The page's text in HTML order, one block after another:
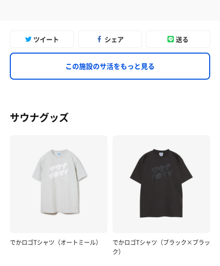
ツイート シェア 送る
この施設のサ活をもっと見る
サウナグッズ
でかロゴTシャツ（オートミール）
でかロゴTシャツ（ブラック×ブラッ
ク）